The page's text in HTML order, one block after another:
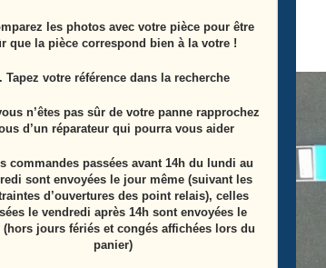
les photos avec votre pièce pour être
que la pièce correspond bien à la votre !
Tapez votre référence dans la recherche
n’êtes pas sûr de votre panne rapprochez
d’un réparateur qui pourra vous aider
commandes passées avant 14h du lundi au
sont envoyées le jour même (suivant les
d’ouvertures des point relais), celles
le vendredi après 14h sont envoyées le
jours fériés et congés affichées lors du
panier)